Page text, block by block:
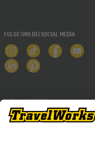
FOLGE UNS BEI SOCIAL MEDIA
NEWSLETTER